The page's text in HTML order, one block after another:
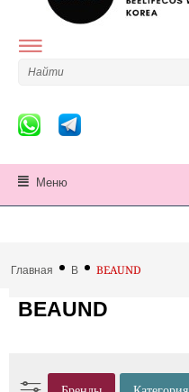
Меню
Главная B BEAUND
BEAUND